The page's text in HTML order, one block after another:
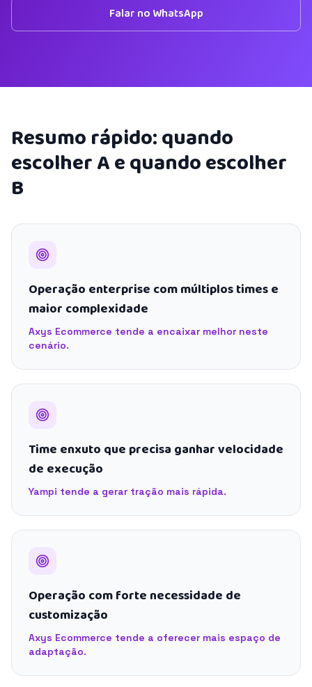
Falar no WhatsApp
Resumo rápido: quando
escolher A e quando escolher
B
Operação enterprise com múltiplos times e
maior complexidade
Axys Ecommerce tende a encaixar melhor neste
cenário.
Time enxuto que precisa ganhar velocidade
de execução
Yampi tende a gerar tração mais rápida.
Operação com forte necessidade de
customização
Axys Ecommerce tende a oferecer mais espaço de
adaptação.